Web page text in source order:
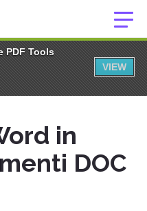
PDF Tools
VIEW
in
DOC